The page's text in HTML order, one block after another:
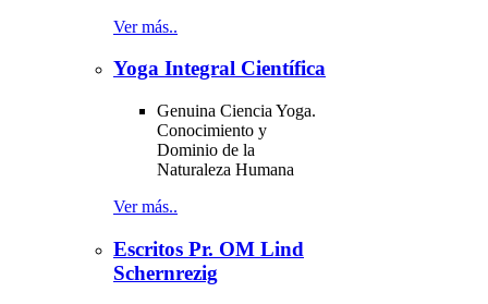
Ver más..
Yoga Integral Científica
Genuina Ciencia Yoga.
Conocimiento y
Dominio de la
Naturaleza Humana
Ver más..
Escritos Pr. OM Lind
Schernrezig